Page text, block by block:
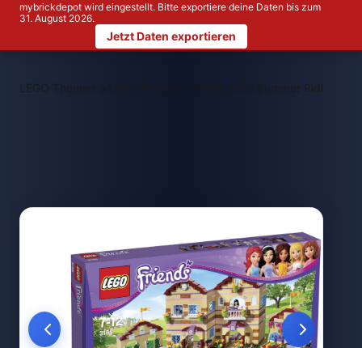
mybrickdepot wird eingestellt. Bitte exportiere deine Daten bis zum
31. August 2026.
Jetzt Daten exportieren
LEGO Themen > LEGO 3185 Summer Riding